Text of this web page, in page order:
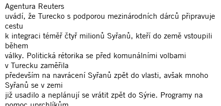
Agentura Reuters
uvádí, že Turecko s podporou mezinárodních dárců připravuje
cestu
k integraci téměř čtyř milionů Syřanů, kteří do země vstoupili
během
války. Politická rétorika se před komunálními volbami
v Turecku zaměřila
především na navrácení Syřanů zpět do vlasti, avšak mnoho
Syřanů se v zemi
již usadilo a neplánují se vrátit zpět do Sýrie. Programy na